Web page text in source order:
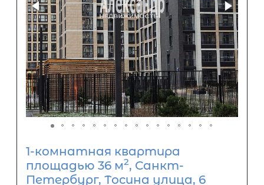
1-комнатная квартира
площадью 36 м2, Санкт-
Петербург, Тосина улица, 6